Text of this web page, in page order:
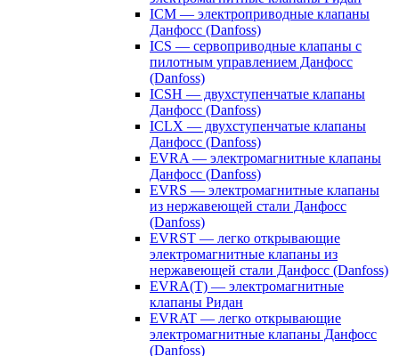
ICM — электроприводные клапаны
Данфосс (Danfoss)
ICS — сервоприводные клапаны с
пилотным управлением Данфосс
(Danfoss)
ICSH — двухступенчатые клапаны
Данфосс (Danfoss)
ICLX — двухступенчатые клапаны
Данфосс (Danfoss)
EVRA — электромагнитные клапаны
Данфосс (Danfoss)
EVRS — электромагнитные клапаны
из нержавеющей стали Данфосс
(Danfoss)
EVRST — легко открывающие
электромагнитные клапаны из
нержавеющей стали Данфосс (Danfoss)
EVRA(T) — электромагнитные
клапаны Ридан
EVRAT — легко открывающие
электромагнитные клапаны Данфосс
(Danfoss)